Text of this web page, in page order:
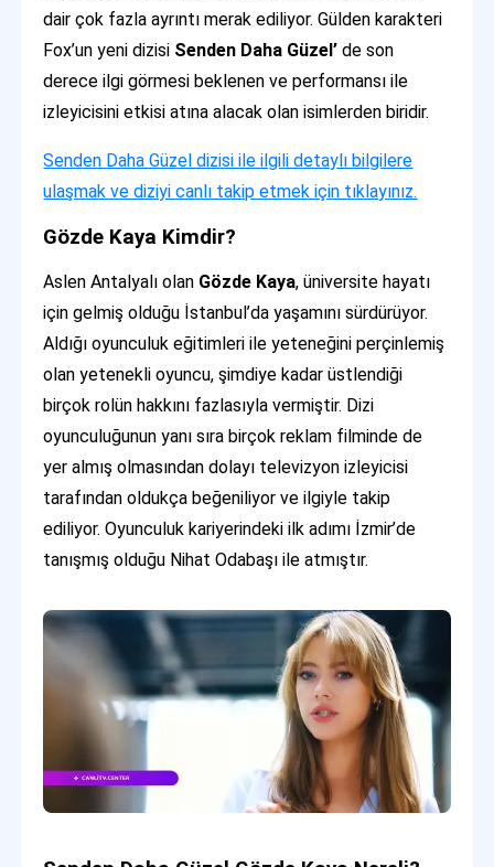
dair çok fazla ayrıntı merak ediliyor. Gülden karakteri
Fox’un yeni dizisi Senden Daha Güzel’ de son
derece ilgi görmesi beklenen ve performansı ile
izleyicisini etkisi atına alacak olan isimlerden biridir.
Senden Daha Güzel dizisi ile ilgili detaylı bilgilere
ulaşmak ve diziyi canlı takip etmek için tıklayınız.
Gözde Kaya Kimdir?
Aslen Antalyalı olan Gözde Kaya, üniversite hayatı
için gelmiş olduğu İstanbul’da yaşamını sürdürüyor.
Aldığı oyunculuk eğitimleri ile yeteneğini perçinlemiş
olan yetenekli oyuncu, şimdiye kadar üstlendiği
birçok rolün hakkını fazlasıyla vermiştir. Dizi
oyunculuğunun yanı sıra birçok reklam filminde de
yer almış olmasından dolayı televizyon izleyicisi
tarafından oldukça beğeniliyor ve ilgiyle takip
ediliyor. Oyunculuk kariyerindeki ilk adımı İzmir’de
tanışmış olduğu Nihat Odabaşı ile atmıştır.